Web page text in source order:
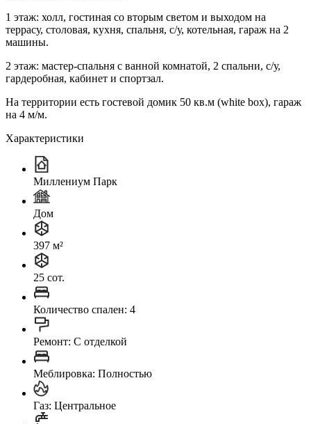
1 этаж: холл, гостиная со вторым светом и выходом на
террасу, столовая, кухня, спальня, с/у, котельная, гараж на 2
машины.
2 этаж: мастер-спальня с ванной комнатой, 2 спальни, с/у,
гардеробная, кабинет и спортзал.
На территории есть гостевой домик 50 кв.м (white box), гараж
на 4 м/м.
Характеристики
Миллениум Парк
Дом
397 м²
25 сот.
Количество спален: 4
Ремонт: C отделкой
Меблировка: Полностью
Газ: Центральное